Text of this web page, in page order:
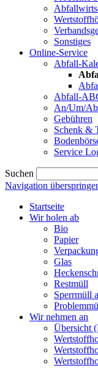
Sonstiges
Online-Service
Abfall-
Abfall-
An/Um/
Gebühren
Schenk &
Service
Suchen
Navigation
Startseite
Wir holen ab
Bio
Papier
Glas
Restmüll
Sperrmüll
Wir nehmen an
Übersicht